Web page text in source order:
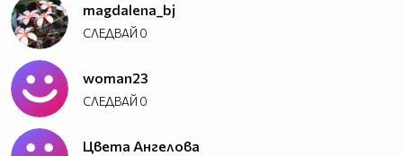
magdalena_bj
СЛЕДВАЙ 0
woman23
СЛЕДВАЙ 0
Цвета Ангелова